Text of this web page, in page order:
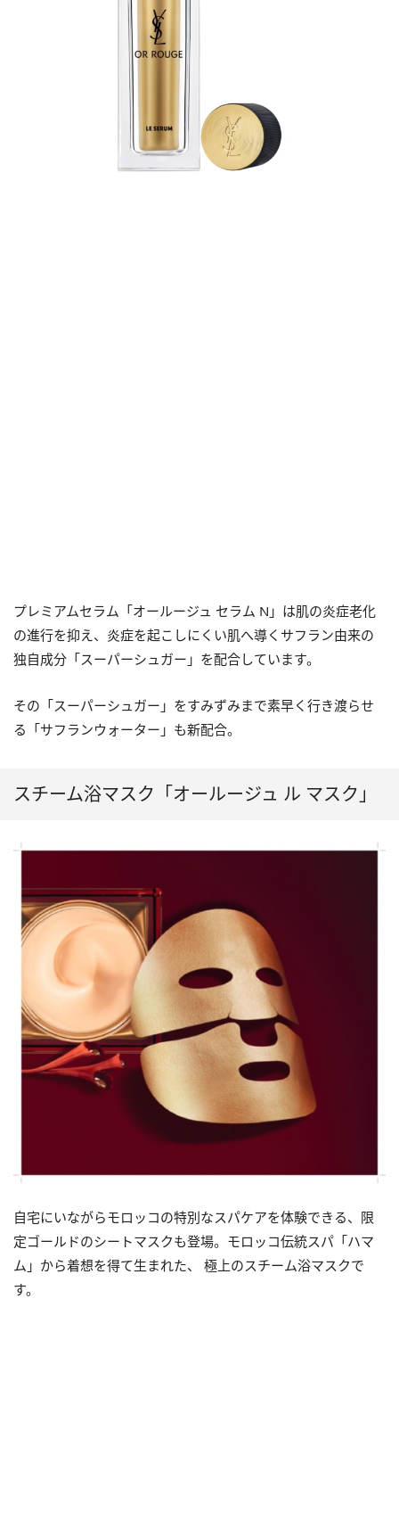
プレミアムセラム「オールージュ セラム N」は肌の炎症老化
の進行を抑え、炎症を起こしにくい肌へ導くサフラン由来の
独自成分「スーパーシュガー」を配合しています。
その「スーパーシュガー」をすみずみまで素早く行き渡らせ
る「サフランウォーター」も新配合。
スチーム浴マスク「オールージュ ル マスク」
自宅にいながらモロッコの特別なスパケアを体験できる、限
定ゴールドのシートマスクも登場。モロッコ伝統スパ「ハマ
ム」から着想を得て生まれた、 極上のスチーム浴マスクで
す。